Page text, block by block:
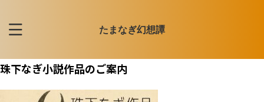
たまなぎ幻想譚
珠下なぎ小説作品のご案内